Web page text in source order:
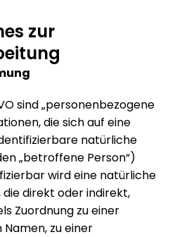
zur
sind „personenbezogene
die sich auf eine
natürliche
„betroffene Person“)
wird eine natürliche
die direkt oder indirekt,
Zuordnung zu einer
zu einer